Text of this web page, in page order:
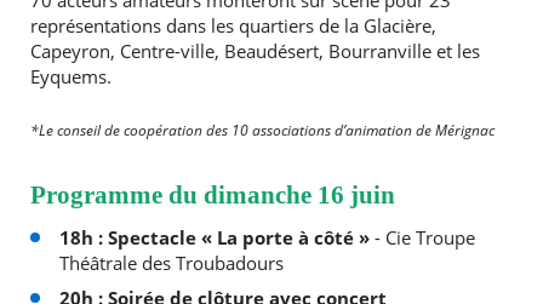
représentations dans les quartiers de la Glacière,
Capeyron, Centre-ville, Beaudésert, Bourranville et les
Eyquems.
*Le conseil de coopération des 10 associations d’animation de Mérignac
Programme du dimanche 16 juin
18h : Spectacle « La porte à côté »- Cie Troupe
Théâtrale des Troubadours
20h : Soirée de clôture avec concert